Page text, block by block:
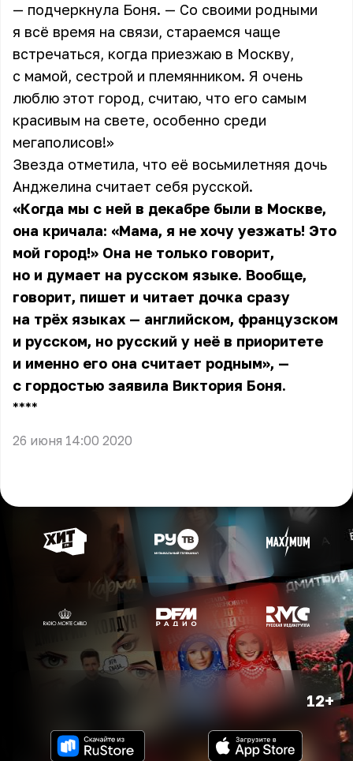
— подчеркнула Боня. — Со своими родными
я всё время на связи, стараемся чаще
встречаться, когда приезжаю в Москву,
с мамой, сестрой и племянником. Я очень
люблю этот город, считаю, что его самым
красивым на свете, особенно среди
мегаполисов!»
Звезда отметила, что её восьмилетняя дочь
Анджелина считает себя русской.
«Когда мы с ней в декабре были в Москве,
она кричала: «Мама, я не хочу уезжать! Это
мой город!» Она не только говорит,
но и думает на русском языке. Вообще,
говорит, пишет и читает дочка сразу
на трёх языках — английском, французском
и русском, но русский у неё в приоритете
и именно его она считает родным», —
с гордостью заявила Виктория Боня.
** **
26 июня 14:00 2020
12+